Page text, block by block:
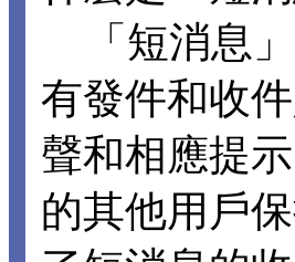
「短消息」
有發件和收
聲和相應提
的其他用戶